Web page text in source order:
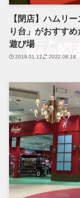
【閉店】ハムリ
り台」がおすす
遊び場
2019.01.12 2022.08.18